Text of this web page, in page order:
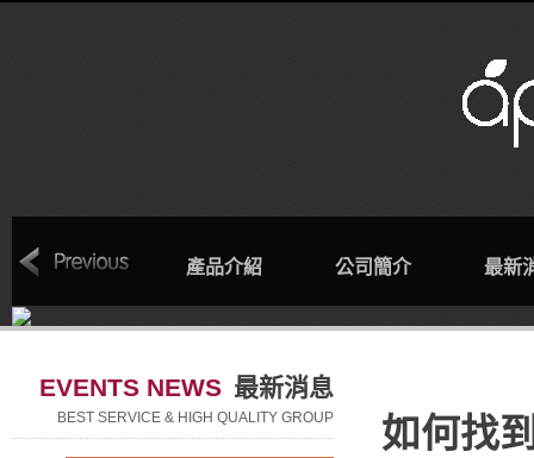
回首頁 產品介紹 公司簡介 最新
EVENTS NEWS 最新消息
BEST SERVICE & HIGH QUALITY GROUP 如何找